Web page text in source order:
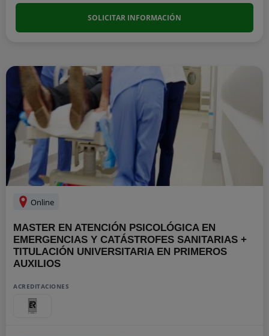
SOLICITAR INFORMACIÓN
Online
MASTER EN ATENCIÓN PSICOLÓGICA EN
EMERGENCIAS Y CATÁSTROFES SANITARIAS +
TITULACIÓN UNIVERSITARIA EN PRIMEROS
AUXILIOS
ACREDITACIONES